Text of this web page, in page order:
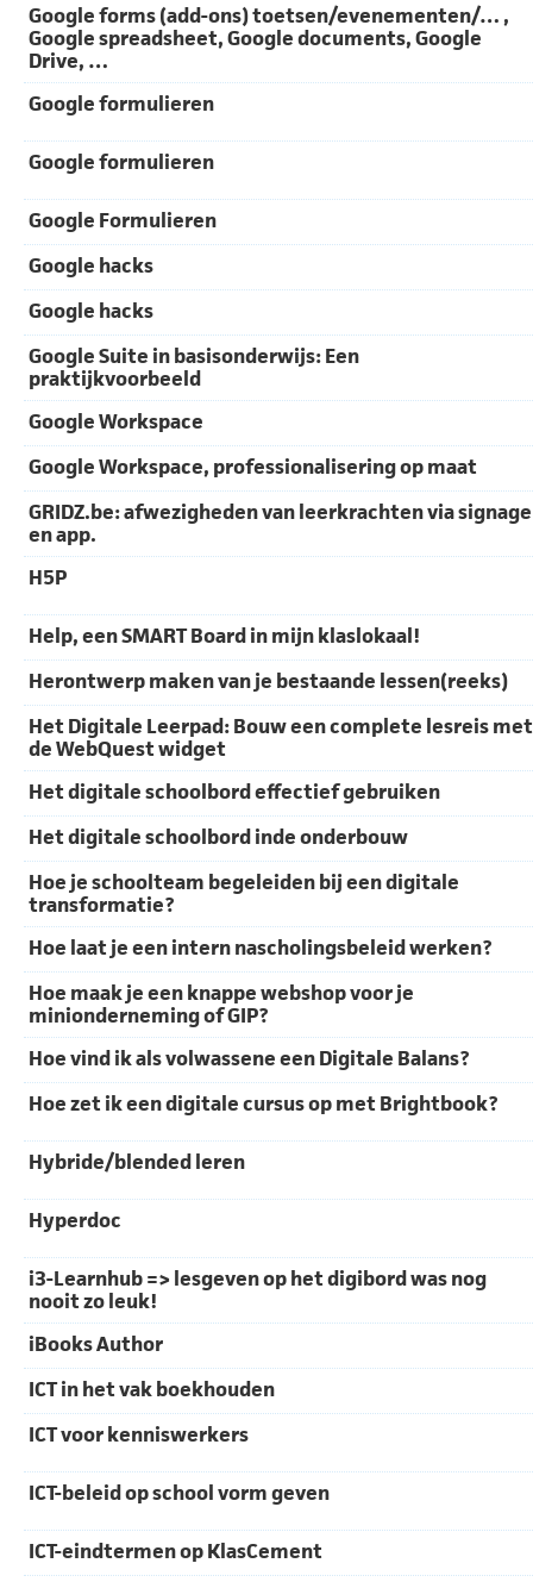
Google forms (add-ons) toetsen/evenementen/… ,
Google spreadsheet, Google documents, Google
Drive, …
Google formulieren
Google formulieren
Google Formulieren
Google hacks
Google hacks
Google Suite in basisonderwijs: Een
praktijkvoorbeeld
Google Workspace
Google Workspace, professionalisering op maat
GRIDZ.be: afwezigheden van leerkrachten via signage
en app.
H5P
Help, een SMART Board in mijn klaslokaal!
Herontwerp maken van je bestaande lessen(reeks)
Het Digitale Leerpad: Bouw een complete lesreis met
de WebQuest widget
Het digitale schoolbord effectief gebruiken
Het digitale schoolbord inde onderbouw
Hoe je schoolteam begeleiden bij een digitale
transformatie?
Hoe laat je een intern nascholingsbeleid werken?
Hoe maak je een knappe webshop voor je
minionderneming of GIP?
Hoe vind ik als volwassene een Digitale Balans?
Hoe zet ik een digitale cursus op met Brightbook?
Hybride/blended leren
Hyperdoc
i3-Learnhub => lesgeven op het digibord was nog
nooit zo leuk!
iBooks Author
ICT in het vak boekhouden
ICT voor kenniswerkers
ICT-beleid op school vorm geven
ICT-eindtermen op KlasCement